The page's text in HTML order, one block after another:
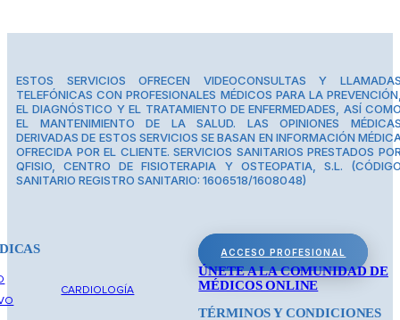
ESTOS SERVICIOS OFRECEN VIDEOCONSULTAS Y
TELEFÓNICAS CON PROFESIONALES MÉDICOS PARA LA
EL DIAGNÓSTICO Y EL TRATAMIENTO DE ENFERMEDADES, ASÍ
EL MANTENIMIENTO DE LA SALUD. LAS OPINIONES
DERIVADAS DE ESTOS SERVICIOS SE BASAN EN INFORMACIÓN
OFRECIDA POR EL CLIENTE. SERVICIOS SANITARIOS PRESTADOS
QFISIO, CENTRO DE FISIOTERAPIA Y OSTEOPATIA, S.L.
SANITARIO REGISTRO SANITARIO: 1606518/1608048)
CARDIOLOGÍA
ACCESO PROFESIONAL
ÚNETE A LA COMUNIDAD DE
MÉDICOS ONLINE
TÉRMINOS Y CONDICIONES